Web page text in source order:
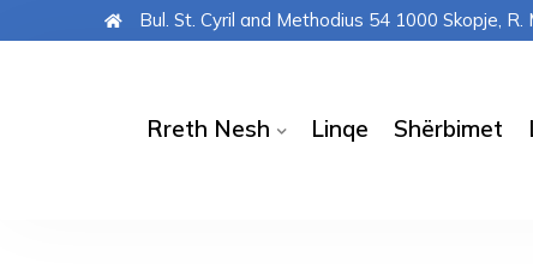
Bul. St. Cyril and Methodius 54 1000 Skopje, R.
Rreth Nesh Linqe Shërbimet